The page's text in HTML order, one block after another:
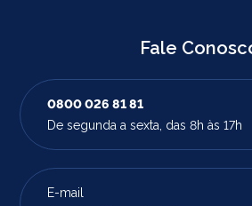
Fale
0800 026 81 81
De segunda a sexta, das 8h às 17h
E-mail